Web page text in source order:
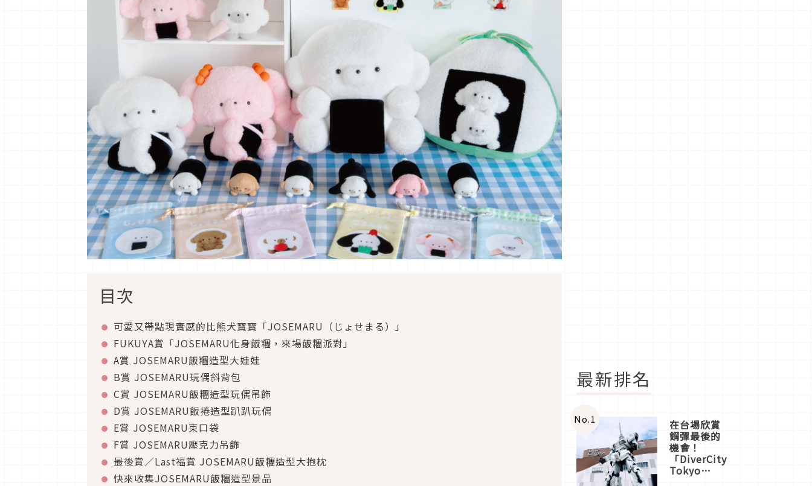
目次
可愛又帶點現實感的比熊犬寶寶「JOSEMARU（じょせまる）」
FUKUYA賞「JOSEMARU化身飯糰，來場飯糰派對」
A賞 JOSEMARU飯糰造型大娃娃
B賞 JOSEMARU玩偶斜背包
C賞 JOSEMARU飯糰造型玩偶吊飾
D賞 JOSEMARU飯捲造型趴趴玩偶
E賞 JOSEMARU束口袋
F賞 JOSEMARU壓克力吊飾
最後賞／Last福賞 JOSEMARU飯糰造型大抱枕
快來收集JOSEMARU飯糰造型景品
最新排名
No.1 在台場欣賞
鋼彈最後的
機會！
「DiverCity
Tokyo